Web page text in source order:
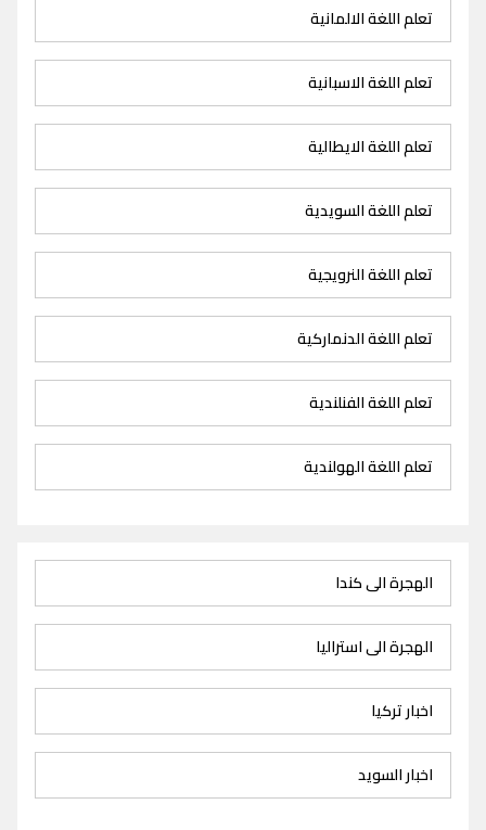
تعلم اللغة الالمانية
تعلم اللغة الاسبانية
تعلم اللغة الايطالية
تعلم اللغة السويدية
تعلم اللغة النرويجية
تعلم اللغة الدنماركية
تعلم اللغة الفنلندية
تعلم اللغة الهولندية
الهجرة الى كندا
الهجرة الى استراليا
اخبار تركيا
اخبار السويد